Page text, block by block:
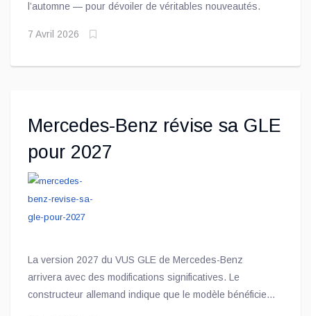
l’automne — pour dévoiler de véritables nouveautés.
7 Avril 2026
Mercedes-Benz révise sa GLE
pour 2027
La version 2027 du VUS GLE de Mercedes-Benz
arrivera avec des modifications significatives. Le
constructeur allemand indique que le modèle bénéficiera